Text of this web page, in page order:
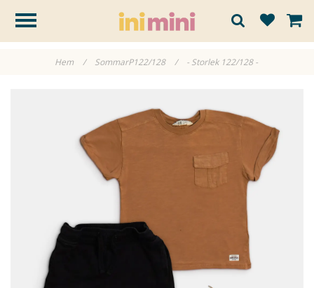
Hem / SommarP122/128 / - Storlek 122/128 -